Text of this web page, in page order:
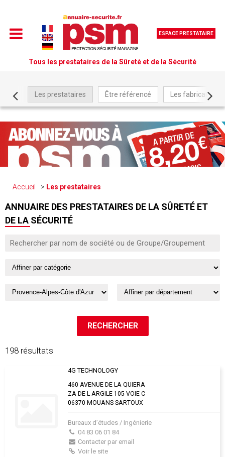
ESPACE PRESTATAIRE
Tous les prestataires de la Sûreté et de la Sécurité
Les prestataires Être référencé Les fabricants
Accueil Les prestataires
ANNUAIRE DES PRESTATAIRES DE LA SÛRETÉ ET
DE LA SÉCURITÉ
198 résultats
4G TECHNOLOGY
460 AVENUE DE LA QUIERA
ZA DE L ARGILE 105 VOIE C
06370 MOUANS SARTOUX
Bureaux d’études / Ingénierie
04 83 06 01 84
Contacter par email
Voir le site